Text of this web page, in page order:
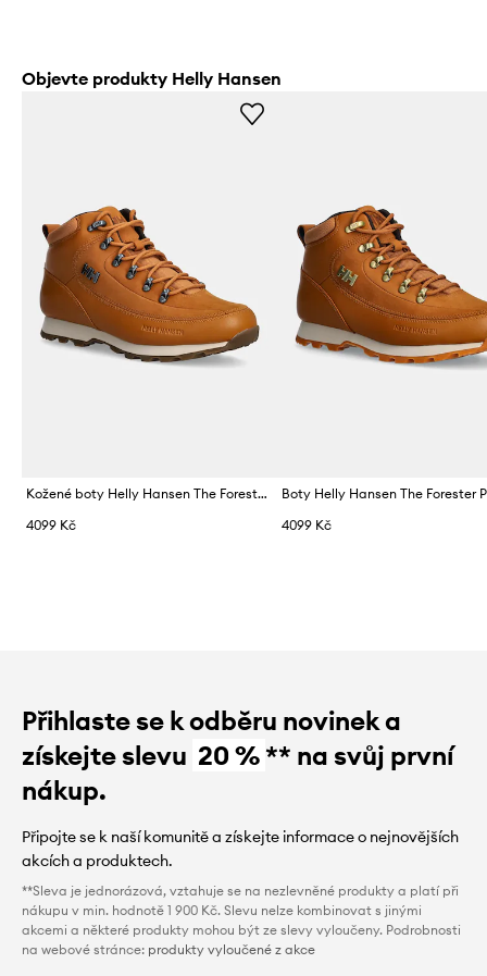
Objevte produkty Helly Hansen
Kožené boty Helly Hansen The Forester Premium
4099 Kč
4099 Kč
Přihlaste se k odběru novinek a
získejte slevu 20 %** na svůj první
nákup.
Připojte se k naší komunitě a získejte informace o nejnovějších
akcích a produktech.
**Sleva je jednorázová, vztahuje se na nezlevněné produkty a platí při
nákupu v min. hodnotě 1 900 Kč. Slevu nelze kombinovat s jinými
akcemi a některé produkty mohou být ze slevy vyloučeny. Podrobnosti
na webové stránce: produkty vyloučené z akce